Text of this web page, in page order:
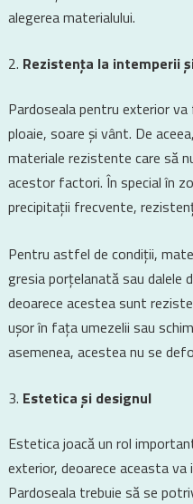
alegerea materialului.
Rezistența la intemperii
Pardoseala pentru exterior
ploaie, soare și vânt. De
materiale rezistente care să
acestor factori. În special în
precipitații frecvente,
Pentru astfel de condiții,
gresia porțelanată sau dalele
deoarece acestea sunt
ușor în fața umezelii sau
asemenea, acestea nu se
Estetica și designul
Estetica joacă un rol
exterior, deoarece aceasta
Pardoseala trebuie să se